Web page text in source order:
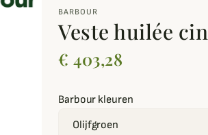
BARBOUR
Veste huilée
€ 403,28
Barbour kleuren